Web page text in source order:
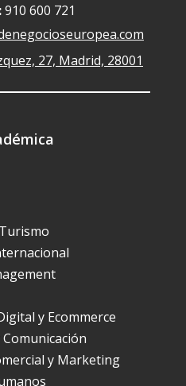
910 600 721
27, Madrid, 28001
y Ecommerce
y Marketing